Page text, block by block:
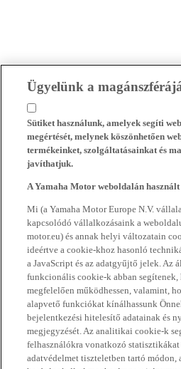
Ügyelünk a
Sütiket használunk, amelyek segíti
megértését, melynek köszönhetően
termékeinket, szolgáltatásainkat és
javíthatjuk.
A Yamaha Motor weboldalán
Mi (a Yamaha Motor Europe N.V.
kapcsolódó vállalkozásaink a
motor.eu) és annak helyi változatain
ideértve a cookie-khoz hasonló
a JavaScript és az adatgyűjtő jelek. Az
funkcionális cookie-k abban
megfelelően működhessen, valamint,
alapvető funkciókat kínálhassunk
bejelentkezési hitelesítő adatainak és
megjegyzését. Az analitikai cookie-k
felhasználókra vonatkozó
adatvédelmet tiszteletben tartó módon,